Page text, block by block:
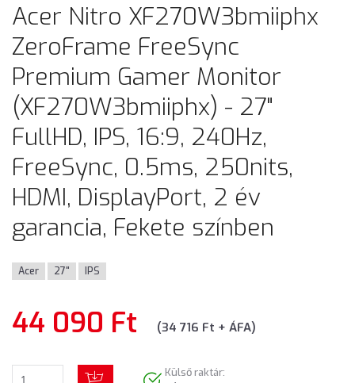
Acer Nitro XF270W3bmiiphx
ZeroFrame FreeSync
Premium Gamer Monitor
(XF270W3bmiiphx) - 27"
FullHD, IPS, 16:9, 240Hz,
FreeSync, 0.5ms, 250nits,
HDMI, DisplayPort, 2 év
garancia, Fekete színben
Acer 27" IPS
44 090 Ft (34 716 Ft + ÁFA)
Külső raktár: